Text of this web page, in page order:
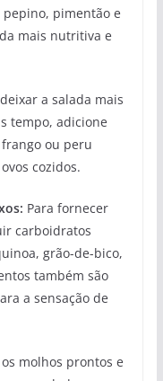
pimentão e
mais nutritiva e
a salada mais
tempo, adicione
ou peru
cozidos.
Para fornecer
carboidratos
grão-de-bico,
também são
a sensação de
os molhos prontos e